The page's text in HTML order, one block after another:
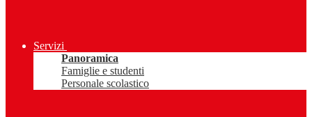
Servizi
Panoramica
Famiglie e studenti
Personale scolastico